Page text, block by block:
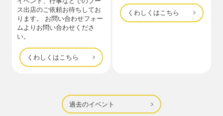
ス出店のご依頼お待ちしてお
ります。 お問い合わせフォー
ムよりお問い合わせくださ
い。
くわしくはこちら
くわしくはこちら
過去のイベント